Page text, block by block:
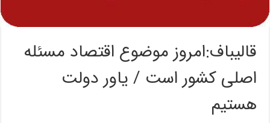
قالیباف:امروز موضوع اقتصاد مسئله
اصلی کشور است / یاور دولت
هستیم